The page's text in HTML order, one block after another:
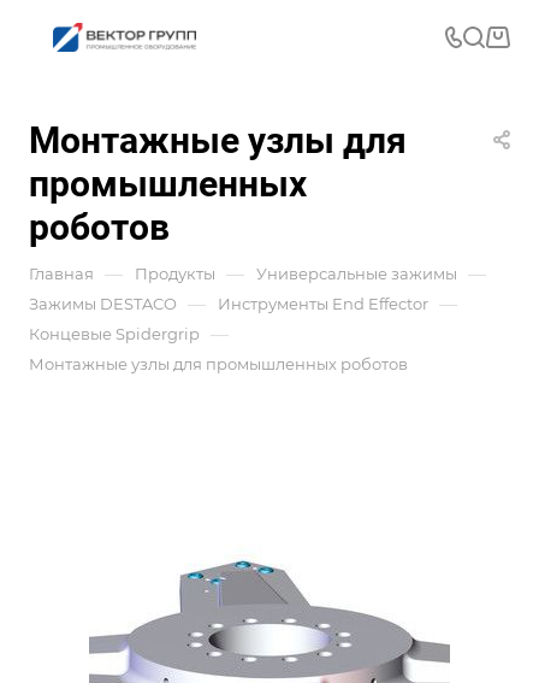
Монтажные узлы для
промышленных
роботов
Главная — Продукты — Универсальные зажимы —
Зажимы DESTACO — Инструменты End Effector —
Концевые Spidergrip —
Монтажные узлы для промышленных роботов